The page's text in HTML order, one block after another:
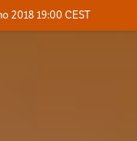
2018 19:00 CEST